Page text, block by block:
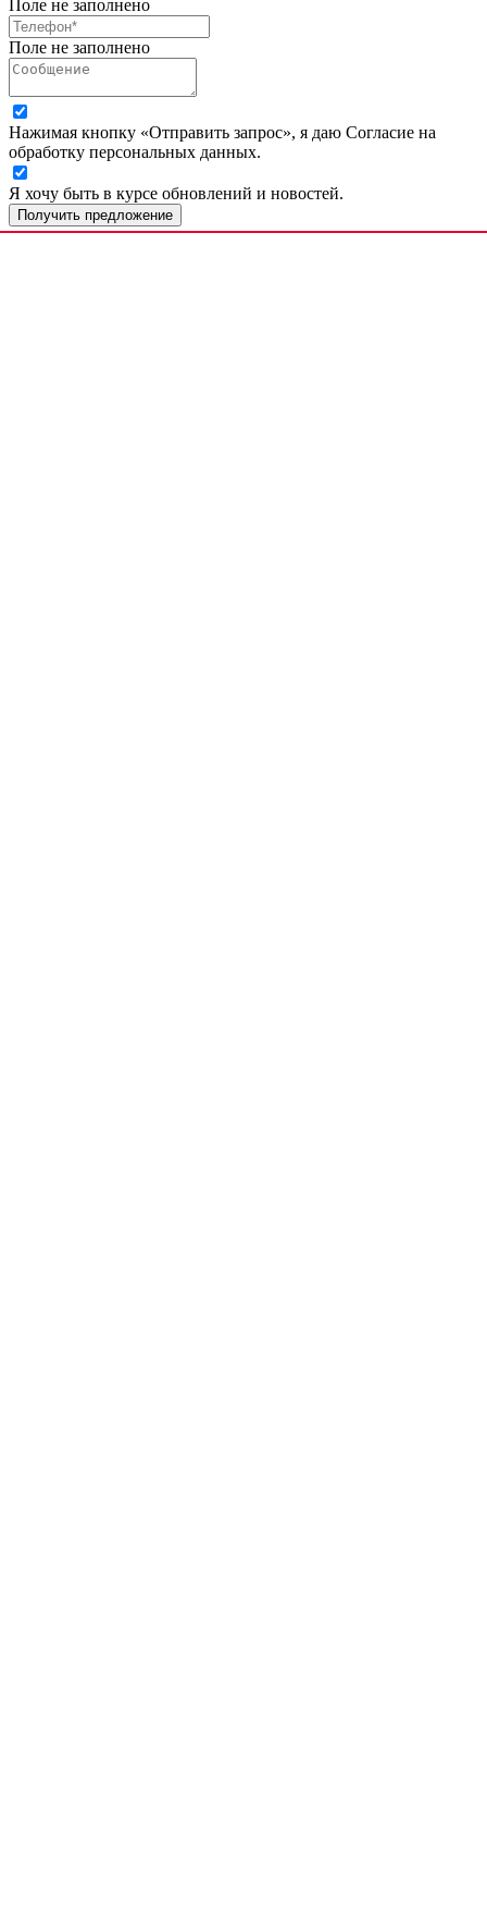
Поле не заполнено
Поле не заполнено
Нажимая кнопку «Отправить запрос», я даю Согласие на
обработку персональных данных.
Я хочу быть в курсе обновлений и новостей.
Получить предложение